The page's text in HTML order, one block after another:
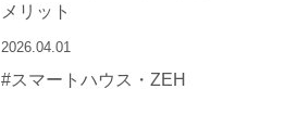
メリット
2026.04.01
#スマートハウス・ZEH